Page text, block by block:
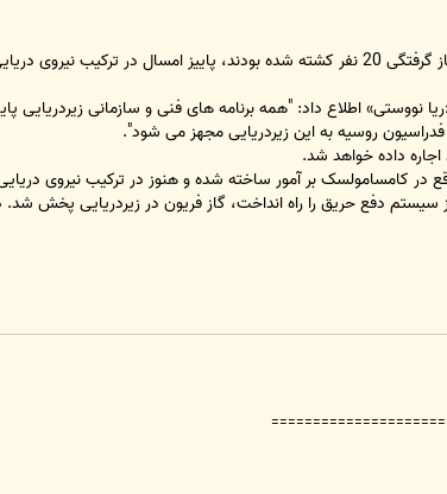
زیردریایی اتمی "نـِرپا" (طرح 971) که در ماه نوامبر 2008 طی آزمایش حرکتی آن در اثر گاز گرفتگی 20 نفر کشته
نووستی» اطلاع داد: "همه برنامه های فنی و سازمانی زیردریایی
فدراسیون روسیه به این زیردریایی مجهز می شود".
اجاره داده خواهد شد.